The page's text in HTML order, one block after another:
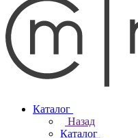
Каталог
Назад
Каталог